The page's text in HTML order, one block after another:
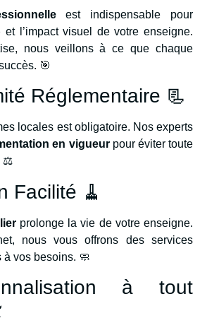
est indispensable pour
l’impact visuel de votre enseigne.
nous veillons à ce que chaque
🎯
Réglementaire 📃
locales est obligatoire. Nos experts
en vigueurpour éviter toute
⚖️
Facilité 🧹
prolonge la vie de votre enseigne.
nous vous offrons des services
à vos besoins. 🧼
à tout